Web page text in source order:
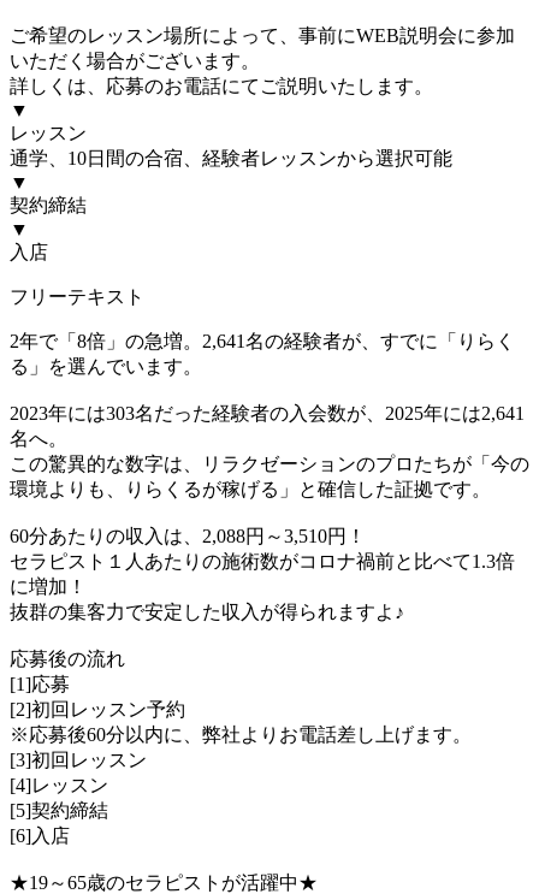
ご希望のレッスン場所によって、事前にWEB説明会に参加
いただく場合がございます。
詳しくは、応募のお電話にてご説明いたします。
▼
レッスン
通学、10日間の合宿、経験者レッスンから選択可能
▼
契約締結
▼
入店
フリーテキスト
2年で「8倍」の急増。2,641名の経験者が、すでに「りらく
る」を選んでいます。
2023年には303名だった経験者の入会数が、2025年には2,641
名へ。
この驚異的な数字は、リラクゼーションのプロたちが「今の
環境よりも、りらくるが稼げる」と確信した証拠です。
60分あたりの収入は、2,088円～3,510円！
セラピスト１人あたりの施術数がコロナ禍前と比べて1.3倍
に増加！
抜群の集客力で安定した収入が得られますよ♪
応募後の流れ
[1]応募
[2]初回レッスン予約
※応募後60分以内に、弊社よりお電話差し上げます。
[3]初回レッスン
[4]レッスン
[5]契約締結
[6]入店
★19～65歳のセラピストが活躍中★